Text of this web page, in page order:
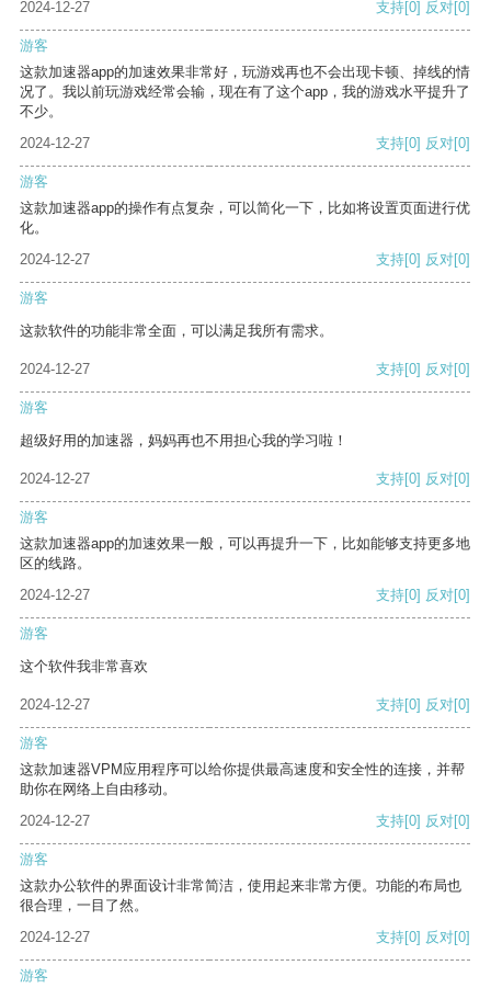
2024-12-27 支持[0] 反对[0]
游客
这款加速器app的加速效果非常好，玩游戏再也不会出现卡顿、掉线的情
况了。我以前玩游戏经常会输，现在有了这个app，我的游戏水平提升了
不少。
2024-12-27
支持[0] 反对[0]
游客
这款加速器app的操作有点复杂，可以简化一下，比如将设置页面进行优
化。
2024-12-27
支持[0] 反对[0]
游客
这款软件的功能非常全面，可以满足我所有需求。
2024-12-27 支持[0] 反对[0]
游客
超级好用的加速器，妈妈再也不用担心我的学习啦！
2024-12-27 支持[0] 反对[0]
游客
这款加速器app的加速效果一般，可以再提升一下，比如能够支持更多地
区的线路。
2024-12-27
支持[0] 反对[0]
游客
这个软件我非常喜欢
2024-12-27 支持[0] 反对[0]
游客
这款加速器VPM应用程序可以给你提供最高速度和安全性的连接，并帮
助你在网络上自由移动。
2024-12-27
支持[0] 反对[0]
游客
这款办公软件的界面设计非常简洁，使用起来非常方便。功能的布局也
很合理，一目了然。
2024-12-27
支持[0] 反对[0]
游客